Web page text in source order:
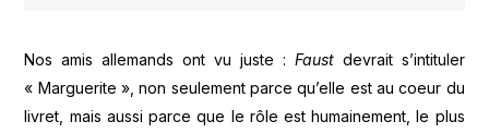
Nos amis allemands ont vu juste : Faustdevrait s’intituler
« Marguerite », non seulement parce qu’elle est au coeur du
livret, mais aussi parce que le rôle est humainement, le plus